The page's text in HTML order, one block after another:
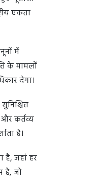
एकता
में
के मामलों
देगा।
कर्तव्य
है।
है, जहां हर
है, जो